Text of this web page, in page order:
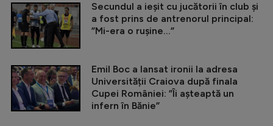
Secundul a ieșit cu jucătorii în club și
a fost prins de antrenorul principal:
”Mi-era o rușine...”
Emil Boc a lansat ironii la adresa
Universității Craiova după finala
Cupei României: ”Îi așteaptă un
infern în Bănie”